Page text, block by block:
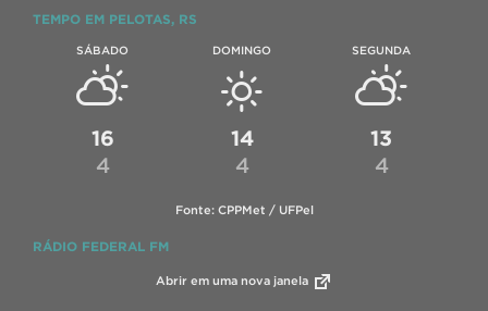
TEMPO EM PELOTAS, RS
SÁBADO
16
4
DOMINGO
14
4
SEGUNDA
13
4
Fonte: CPPMet / UFPel
RÁDIO FEDERAL FM
Abrir em uma nova janela